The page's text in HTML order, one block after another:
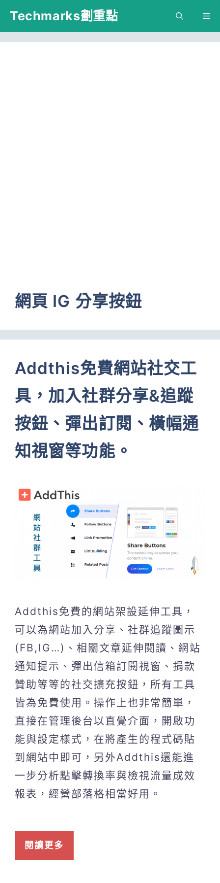
跳
主
Techmarks劃重點
網頁 IG 分享按鈕
Addthis免費網站社交工
具，加入社群分享&追蹤
按鈕、彈出訂閱、橫幅通
知視窗等功能。
Addthis免費的網站架設延伸工具，
可以為網站加入分享、社群追蹤圖示
(FB,IG…)、相關文章延伸閱讀、網站
通知提示、彈出信箱訂閱視窗、捐款
贊助等等的社交擴充按鈕，所有工具
皆為免費使用。操作上也非常簡單，
直接在管理後台以直覺介面，開啟功
能與設定樣式，在將產生的程式碼貼
到網站中即可，另外Addthis還能進
一步分析點擊轉換率與檢視流量成效
報表，經營部落格相當好用。
閱讀更多